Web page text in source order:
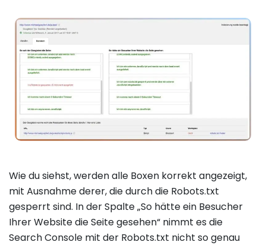
Wie du siehst, werden alle Boxen korrekt angezeigt,
mit Ausnahme derer, die durch die Robots.txt
gesperrt sind. In der Spalte „So hätte ein Besucher
Ihrer Website die Seite gesehen“ nimmt es die
Search Console mit der Robots.txt nicht so genau